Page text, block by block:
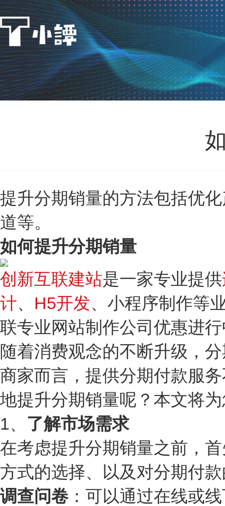
提升分期销量的方法包括优
道等。
如何提升分期销量
创新互联建站是一家专业提供
计、 H5开发、小程序制作等
联专业网站制作公司优惠进
随着消费观念的不断升级，
商家而言，提供分期付款服
地提升分期销量呢？本文将
1、 了解市场需求
在考虑提升分期销量之前，
方式的选择、以及对分期付
调查问卷：可以通过在线或